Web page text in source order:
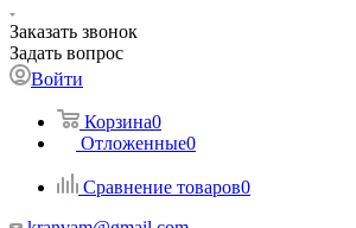
Заказать звонок
Задать вопрос
Войти
Корзина0
Отложенные0
Сравнение товаров0